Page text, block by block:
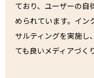
ており、ユーザーの自
められています。イン
サルティングを実施し
ても良いメディアづく